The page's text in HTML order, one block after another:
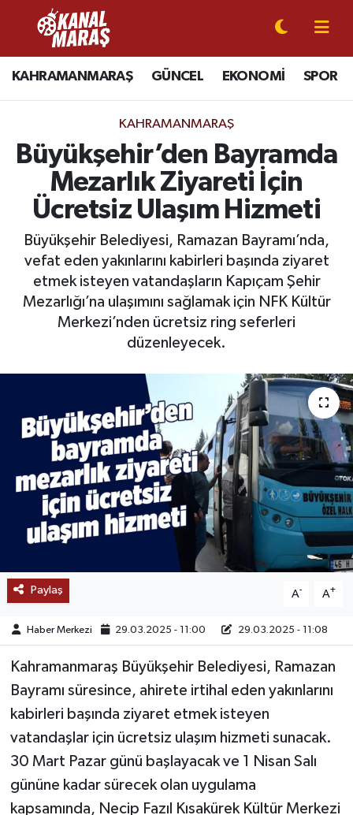
KAHRAMANMARAŞ GÜNCEL EKONOMİ SPOR
KAHRAMANMARAŞ
Büyükşehir’den Bayramda
Mezarlık Ziyareti İçin
Ücretsiz Ulaşım Hizmeti
Büyükşehir Belediyesi, Ramazan Bayramı’nda,
vefat eden yakınlarını kabirleri başında ziyaret
etmek isteyen vatandaşların Kapıçam Şehir
Mezarlığı’na ulaşımını sağlamak için NFK Kültür
Merkezi’nden ücretsiz ring seferleri
düzenleyecek.
Paylaş A- A+
Haber Merkezi 29.03.2025 - 11:00 29.03.2025 - 11:08
Kahramanmaraş Büyükşehir Belediyesi, Ramazan
Bayramı süresince, ahirete irtihal eden yakınlarını
kabirleri başında ziyaret etmek isteyen
vatandaşlar için ücretsiz ulaşım hizmeti sunacak.
30 Mart Pazar günü başlayacak ve 1 Nisan Salı
gününe kadar sürecek olan uygulama
kapsamında, Necip Fazıl Kısakürek Kültür Merkezi
CANLI YAYIN
KAHRAMANMARAŞ
SPOR
SİYASET
EKONOMİ
GÜNDEM
EĞİTİM
BÖLGE
KEŞFET
POPÜLER
DÜNYA
MEDYA
TEKNOLOJİ
YAŞAM
Kahramanmaraş Nöbetçi Eczaneler
Kahramanmaraş Hava Durumu
Kahramanmaraş Namaz Vakitleri
Kahramanmaraş Trafik Yoğunluk Haritası
Süper Lig Puan Durumu ve Fikstür
Tüm Manşetler
Son Dakika Haberleri